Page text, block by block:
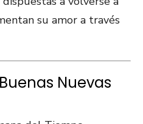
su amor a través
Nuevas